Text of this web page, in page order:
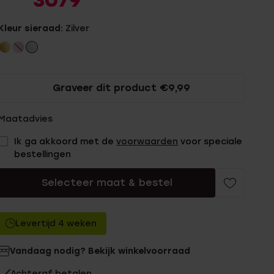
sieraad: Zilver
Graveer dit product €9,99
Ik ga akkoord met devoorwaarden voor speciale
bestellingen
Selecteer maat & bestel
Levertijd 4 weken
Vandaag nodig? Bekijk winkelvoorraad